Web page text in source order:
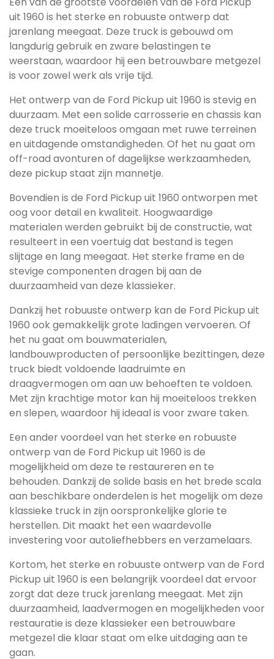
uit 1960 is het sterke en robuuste ontwerp dat
jarenlang meegaat. Deze truck is gebouwd om
langdurig gebruik en zware belastingen te
weerstaan, waardoor hij een betrouwbare metgezel
is voor zowel werk als vrije tijd.
Het ontwerp van de Ford Pickup uit 1960 is stevig en
duurzaam. Met een solide carrosserie en chassis kan
deze truck moeiteloos omgaan met ruwe terreinen
en uitdagende omstandigheden. Of het nu gaat om
off-road avonturen of dagelijkse werkzaamheden,
deze pickup staat zijn mannetje.
Bovendien is de Ford Pickup uit 1960 ontworpen met
oog voor detail en kwaliteit. Hoogwaardige
materialen werden gebruikt bij de constructie, wat
resulteert in een voertuig dat bestand is tegen
slijtage en lang meegaat. Het sterke frame en de
stevige componenten dragen bij aan de
duurzaamheid van deze klassieker.
Dankzij het robuuste ontwerp kan de Ford Pickup uit
1960 ook gemakkelijk grote ladingen vervoeren. Of
het nu gaat om bouwmaterialen,
landbouwproducten of persoonlijke bezittingen, deze
truck biedt voldoende laadruimte en
draagvermogen om aan uw behoeften te voldoen.
Met zijn krachtige motor kan hij moeiteloos trekken
en slepen, waardoor hij ideaal is voor zware taken.
Een ander voordeel van het sterke en robuuste
ontwerp van de Ford Pickup uit 1960 is de
mogelijkheid om deze te restaureren en te
behouden. Dankzij de solide basis en het brede scala
aan beschikbare onderdelen is het mogelijk om deze
klassieke truck in zijn oorspronkelijke glorie te
herstellen. Dit maakt het een waardevolle
investering voor autoliefhebbers en verzamelaars.
Kortom, het sterke en robuuste ontwerp van de Ford
Pickup uit 1960 is een belangrijk voordeel dat ervoor
zorgt dat deze truck jarenlang meegaat. Met zijn
duurzaamheid, laadvermogen en mogelijkheden voor
restauratie is deze klassieker een betrouwbare
metgezel die klaar staat om elke uitdaging aan te
gaan.